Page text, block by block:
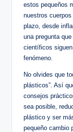
estos pequeños
nuestros
plazo, desde
una pregunta
científicos
fenómeno.
No olvides que
plásticos”. Así
consejos
sea posible,
plástico y ser
pequeño cambio